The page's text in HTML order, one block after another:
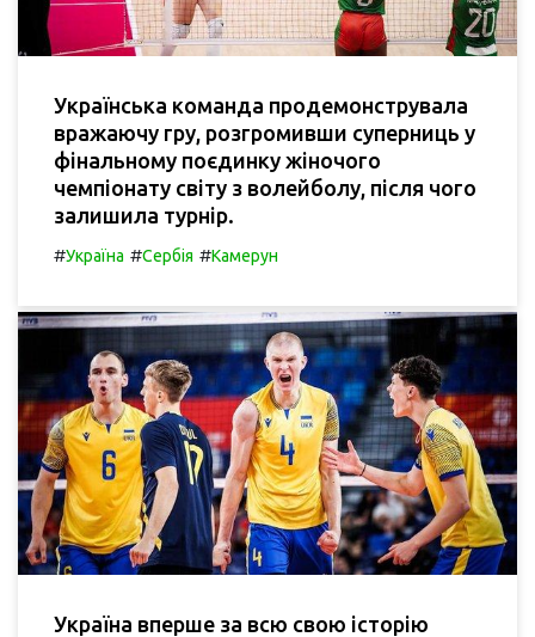
Українська команда продемонструвала
вражаючу гру, розгромивши суперниць у
фінальному поєдинку жіночого
чемпіонату світу з волейболу, після чого
залишила турнір.
#Україна #Сербія #Камерун
Україна вперше за всю свою історію